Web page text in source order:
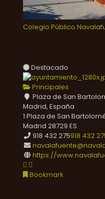
Colegio Público
Destacado
Principales
Plaza de San
Madrid, España
1 Plaza de San
Madrid 28729 ES
918 432 275918 432
https://
Bookmark